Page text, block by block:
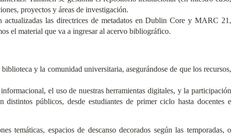
proyectos y áreas de investigación.
las directrices de metadatos en Dublin Core y MARC 21,
el material que va a ingresar al acervo bibliográfico.
y la comunidad universitaria, asegurándose de que los recursos,
el uso de nuestras herramientas digitales, y la participación
distintos públicos, desde estudiantes de primer ciclo hasta docentes e
temáticas, espacios de descanso decorados según las temporadas, o